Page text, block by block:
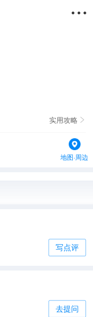

实用攻略 
地图·周边
写点评
去提问